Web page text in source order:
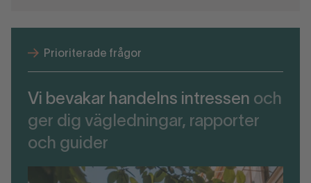
Prioriterade frågor
Vi bevakar handelns intressen och
ger dig vägledningar, rapporter
och guider